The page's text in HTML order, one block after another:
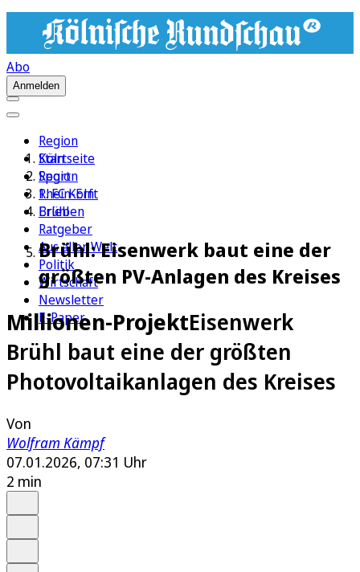
Abo
Anmelden
Region
Köln
Sport
1. FC Köln
Erleben
Ratgeber
Aus aller Welt
Politik
Wirtschaft
Newsletter
E-Paper
Startseite
Region
Rhein-Erft
Brühl
Brühl: Eisenwerk baut eine der
größten PV-Anlagen des Kreises
Millionen-ProjektEisenwerk
Brühl baut eine der größten
Photovoltaikanlagen des Kreises
Von
Wolfram Kämpf
07.01.2026, 07:31 Uhr
2 min